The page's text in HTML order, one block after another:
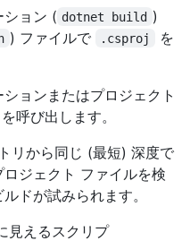
ション ( dotnet build )
) ファイルで .csproj
を
ョンまたはプロジェクト
を呼び出します。
リから同じ (最短) 深度で
ジェクト ファイルを検
ドが試みられます。
見えるスクリプ